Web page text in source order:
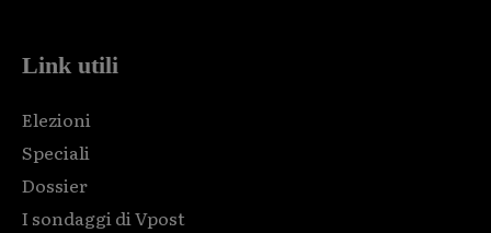
Link utili
Elezioni
Speciali
Dossier
I sondaggi di Vpost